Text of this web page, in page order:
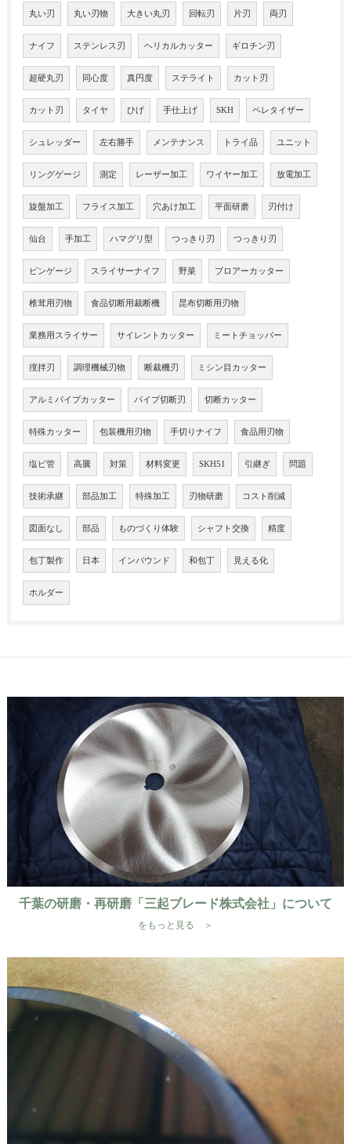
丸い刃 丸い刃物 大きい丸刃 回転刃 片刃 両刃
ナイフ ステンレス刃 ヘリカルカッター ギロチン刃
超硬丸刃 同心度 真円度 ステライト カット刃
カット刃 タイヤ ひげ 手仕上げ SKH ペレタイザー
シュレッダー 左右勝手 メンテナンス トライ品 ユニット
リングゲージ 測定 レーザー加工 ワイヤー加工 放電加工
旋盤加工 フライス加工 穴あけ加工 平面研磨 刃付け
仙台 手加工 ハマグリ型 つっきり刃 つっきり刃
ピンゲージ スライサーナイフ 野菜 ブロアーカッター
椎茸用刃物 食品切断用裁断機 昆布切断用刃物
業務用スライサー サイレントカッター ミートチョッパー
撹拌刃 調理機械刃物 断裁機刃 ミシン目カッター
アルミパイプカッター パイプ切断刃 切断カッター
特殊カッター 包装機用刃物 手切りナイフ 食品用刃物
塩ビ管 高騰 対策 材料変更 SKH51 引継ぎ 問題
技術承継 部品加工 特殊加工 刃物研磨 コスト削減
図面なし 部品 ものづくり体験 シャフト交換 精度
包丁製作 日本 インバウンド 和包丁 見える化
ホルダー
千葉の研磨・再研磨「三起ブレード株式会社」について
をもっと見る ＞